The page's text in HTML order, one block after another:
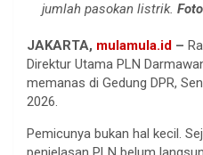
jumlah pasokan listrik.
JAKARTA, mulamula.id –
Direktur Utama PLN
memanas di Gedung DPR,
2026.
Pemicunya bukan hal kecil.